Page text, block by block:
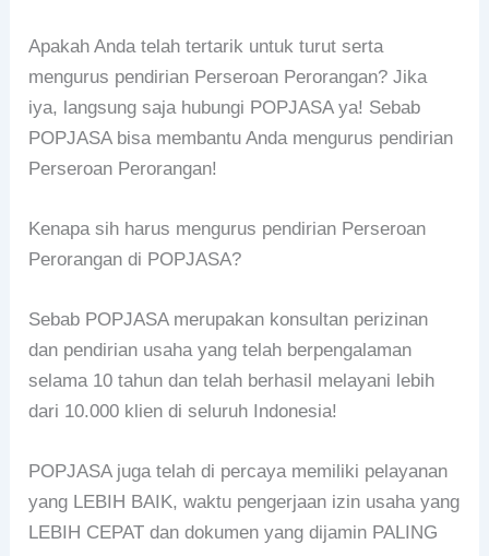
Apakah Anda telah tertarik untuk turut serta
mengurus pendirian Perseroan Perorangan? Jika
iya, langsung saja hubungi POPJASA ya! Sebab
POPJASA bisa membantu Anda mengurus pendirian
Perseroan Perorangan!
Kenapa sih harus mengurus pendirian Perseroan
Perorangan di POPJASA?
Sebab POPJASA merupakan konsultan perizinan
dan pendirian usaha yang telah berpengalaman
selama 10 tahun dan telah berhasil melayani lebih
dari 10.000 klien di seluruh Indonesia!
POPJASA juga telah di percaya memiliki pelayanan
yang LEBIH BAIK, waktu pengerjaan izin usaha yang
LEBIH CEPAT dan dokumen yang dijamin PALING